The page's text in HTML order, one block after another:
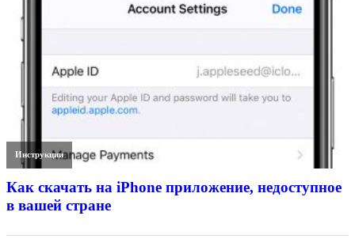
Инструкции
Как скачать на iPhone приложение, недоступное
в вашей стране